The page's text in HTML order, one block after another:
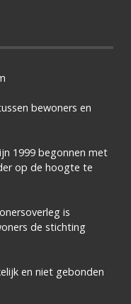
bewoners en
1999 begonnen met
op de hoogte te
is
de stichting
en niet gebonden